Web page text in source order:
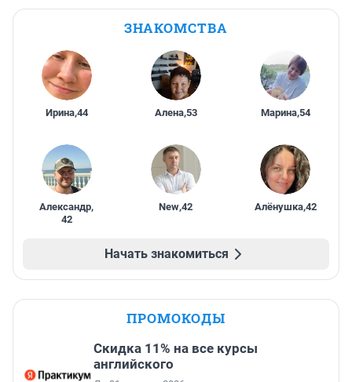
ЗНАКОМСТВА
Ирина,44 Алена,53 Марина,54
Александр,
42
New,42 Алёнушка,42
Начать знакомиться
ПРОМОКОДЫ
Скидка 11% на все курсы
английского